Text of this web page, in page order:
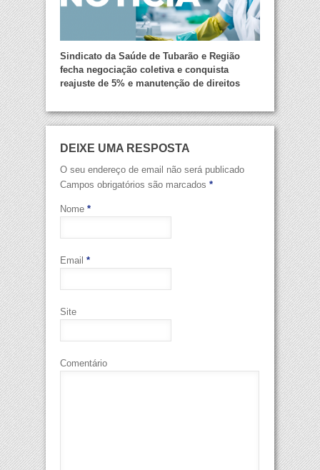
Sindicato da Saúde de Tubarão e Região
fecha negociação coletiva e conquista
reajuste de 5% e manutenção de direitos
DEIXE UMA RESPOSTA
O seu endereço de email não será publicado
Campos obrigatórios são marcados *
Nome *
Email *
Site
Comentário